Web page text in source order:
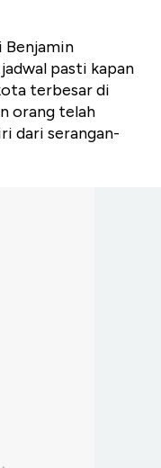
Benjamin
pasti kapan
terbesar di
orang telah
dari serangan-